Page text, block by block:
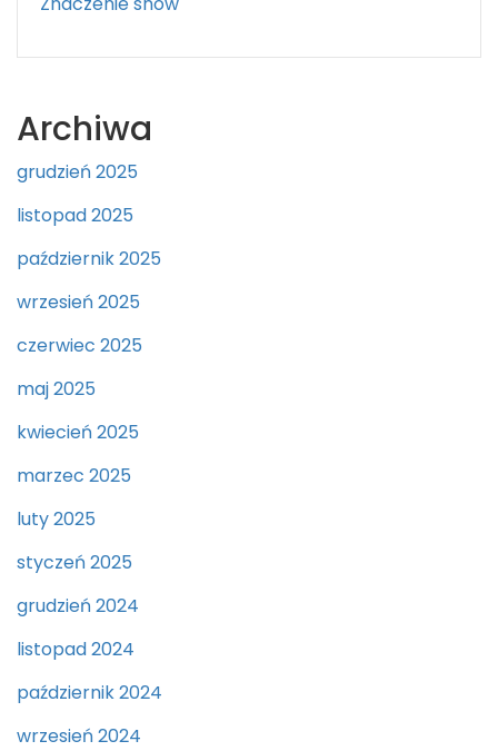
Archiwa
grudzień 2025
listopad 2025
październik 2025
wrzesień 2025
czerwiec 2025
maj 2025
kwiecień 2025
marzec 2025
luty 2025
styczeń 2025
grudzień 2024
listopad 2024
październik 2024
wrzesień 2024